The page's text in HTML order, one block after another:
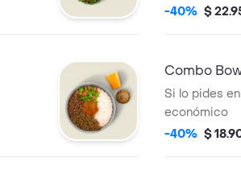
-40% $
Combo
Si lo pides
económico
-40% $